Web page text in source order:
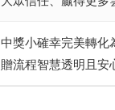
中獎小確幸完美轉化
贈流程智慧透明且安